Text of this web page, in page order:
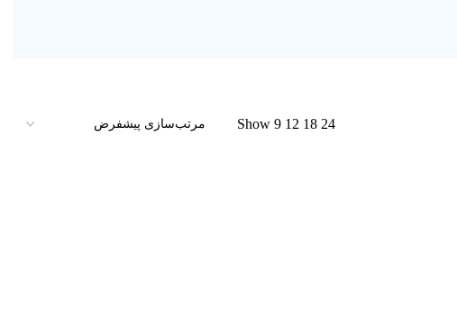
Show 9 12 18 24